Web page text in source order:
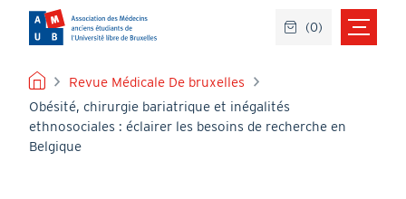
contenu
principal
FIL
D'ARIANE
Revue Médicale De bruxelles
Obésité, chirurgie bariatrique et inégalités
ethnosociales : éclairer les besoins de recherche en
Belgique
(0)